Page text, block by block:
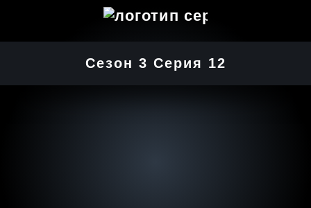
Сезон 3 Серия 12